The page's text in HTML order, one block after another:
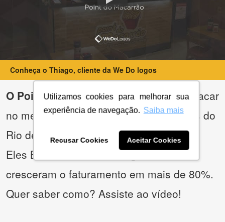
Utilizamos cookies para melhorar sua
experiência de navegação. Saiba mais
Recusar Cookies Aceitar Cookies
Conheça o Thiago, cliente da We Do logos
O Point de Macarrãoprecisava se destacar
no meio da crise e entre os restaurantes do
Rio de Janeiro.
Eles Bolaram uma estratégia incrível e
cresceram o faturamento em mais de 80%.
Quer saber como? Assiste ao vídeo!